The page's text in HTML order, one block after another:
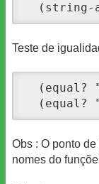
(string-
Teste de
(equal?
(equal?
Obs : O ponto
nomes do